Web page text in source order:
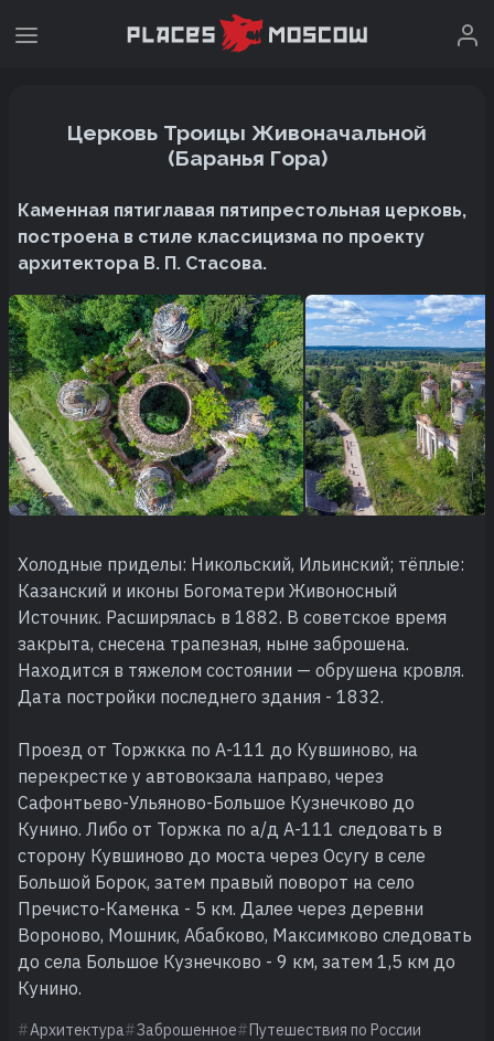
Церковь Троицы Живоначальной
(Баранья Гора)
Каменная пятиглавая пятипрестольная церковь,
построена в стиле классицизма по проекту
архитектора В. П. Стасова.
Холодные приделы: Никольский, Ильинский; тёплые:
Казанский и иконы Богоматери Живоносный
Источник. Расширялась в 1882. В советское время
закрыта, снесена трапезная, ныне заброшена.
Находится в тяжелом состоянии — обрушена кровля.
Дата постройки последнего здания - 1832.
Проезд от Торжкка по А-111 до Кувшиново, на
перекрестке у автовокзала направо, через
Сафонтьево-Ульяново-Большое Кузнечково до
Кунино. Либо от Торжка по а/д А-111 следовать в
сторону Кувшиново до моста через Осугу в селе
Большой Борок, затем правый поворот на село
Пречисто-Каменка - 5 км. Далее через деревни
Вороново, Мошник, Абабково, Максимково следовать
до села Большое Кузнечково - 9 км, затем 1,5 км до
Кунино.
Архитектура Заброшенное Путешествия по России